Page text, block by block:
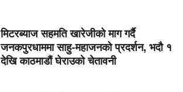
मिटरब्याज सहमति खारेजीको माग गर्दै
जनकपुरधाममा साहु-महाजनको प्रदर्शन, भदौ १
देखि काठमाडौं घेराउको चेतावनी